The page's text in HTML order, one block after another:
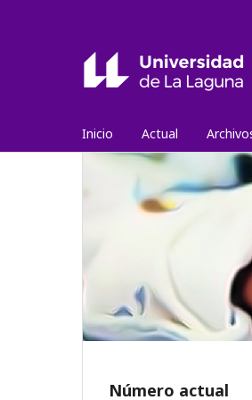
Inicio Actual
Número actual